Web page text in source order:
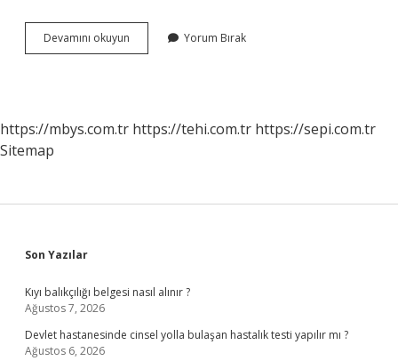
Devamını okuyun Cücenler
Moğol
Yorum Bırak
https://mbys.com.tr https://tehi.com.tr https://sepi.com.tr
Sitemap
Sidebar
Son Yazılar
Kıyı balıkçılığı belgesi nasıl alınır ?
Ağustos 7, 2026
Devlet hastanesinde cinsel yolla bulaşan hastalık testi yapılır mı ?
Ağustos 6, 2026